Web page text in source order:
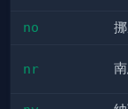
no
nr